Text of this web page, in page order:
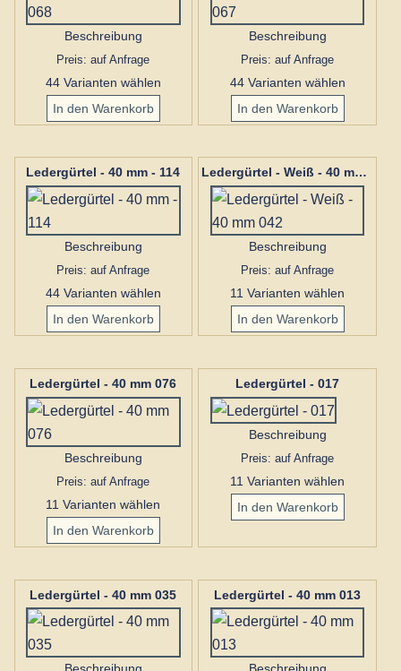
Beschreibung
Preis: auf Anfrage
44 Varianten wählen
Beschreibung
Preis: auf Anfrage
44 Varianten wählen
Ledergürtel - 40 mm - 114
Beschreibung
Preis: auf Anfrage
44 Varianten wählen
Ledergürtel - Weiß - 40 mm 042
Beschreibung
Preis: auf Anfrage
11 Varianten wählen
Ledergürtel - 40 mm 076
Beschreibung
Preis: auf Anfrage
11 Varianten wählen
Ledergürtel - 017
Beschreibung
Preis: auf Anfrage
11 Varianten wählen
Ledergürtel - 40 mm 035 Ledergürtel - 40 mm 013